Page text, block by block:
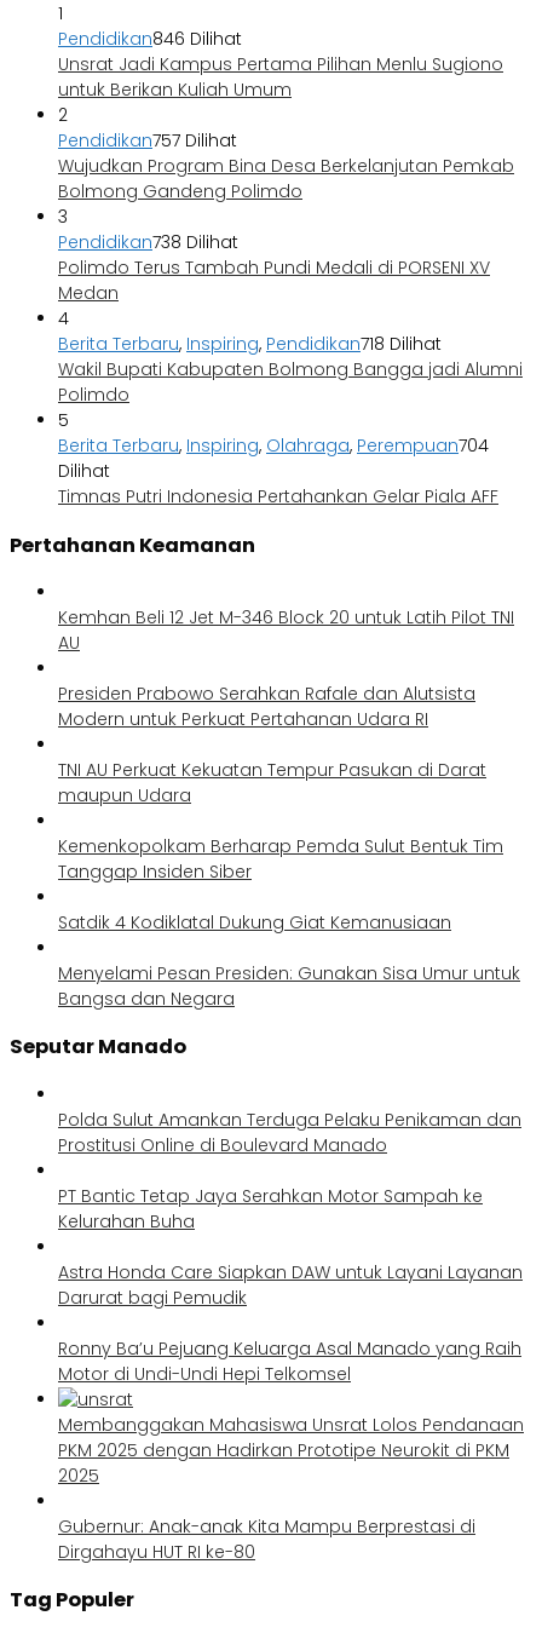
1
Pendidikan846 Dilihat
Unsrat Jadi Kampus Pertama Pilihan Menlu Sugiono
untuk Berikan Kuliah Umum
2
Pendidikan757 Dilihat
Wujudkan Program Bina Desa Berkelanjutan Pemkab
Bolmong Gandeng Polimdo
3
Pendidikan738 Dilihat
Polimdo Terus Tambah Pundi Medali di PORSENI XV
Medan
4
Berita Terbaru, Inspiring, Pendidikan718 Dilihat
Wakil Bupati Kabupaten Bolmong Bangga jadi Alumni
Polimdo
5
Berita Terbaru, Inspiring, Olahraga, Perempuan704
Dilihat
Timnas Putri Indonesia Pertahankan Gelar Piala AFF
Pertahanan Keamanan
Kemhan Beli 12 Jet M-346 Block 20 untuk Latih Pilot TNI
AU
Presiden Prabowo Serahkan Rafale dan Alutsista
Modern untuk Perkuat Pertahanan Udara RI
TNI AU Perkuat Kekuatan Tempur Pasukan di Darat
maupun Udara
Kemenkopolkam Berharap Pemda Sulut Bentuk Tim
Tanggap Insiden Siber
Satdik 4 Kodiklatal Dukung Giat Kemanusiaan
Menyelami Pesan Presiden: Gunakan Sisa Umur untuk
Bangsa dan Negara
Seputar Manado
Polda Sulut Amankan Terduga Pelaku Penikaman dan
Prostitusi Online di Boulevard Manado
PT Bantic Tetap Jaya Serahkan Motor Sampah ke
Kelurahan Buha
Astra Honda Care Siapkan DAW untuk Layani Layanan
Darurat bagi Pemudik
Ronny Ba’u Pejuang Keluarga Asal Manado yang Raih
Motor di Undi-Undi Hepi Telkomsel
Membanggakan Mahasiswa Unsrat Lolos Pendanaan
PKM 2025 dengan Hadirkan Prototipe Neurokit di PKM
2025
Gubernur: Anak-anak Kita Mampu Berprestasi di
Dirgahayu HUT RI ke-80
Tag Populer